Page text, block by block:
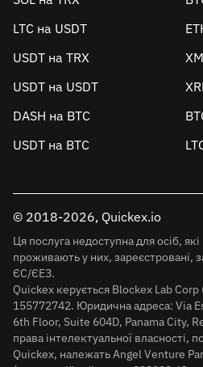
LTC на USDT
USDT на TRX
USDT на USDT
DASH на BTC
USDT на BTC
© 2018-2026, Quickex.io
Ця послуга недоступна для осіб,
проживають у них, зареєстровані,
ЄС/ЄЕЗ.
Quickex керується Blockex Lab
155772742. Юридична адреса: Via
6th Floor, Suite 604D, Panama City,
права інтелектуальної власності,
Quickex, належать Angel Venture